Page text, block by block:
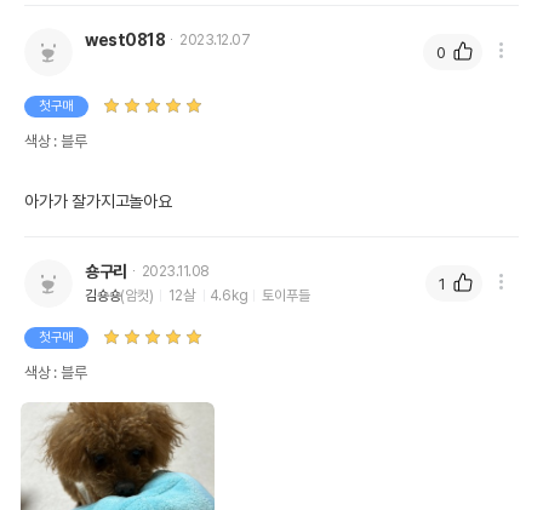
west0818 2023.12.07
첫구매
색상 : 블루
아가가 잘가지고놀아요
0
숑구리
2023.11.08
김숑숑(암컷) 12살 4.6kg 토이푸들
첫구매
색상 : 블루
1